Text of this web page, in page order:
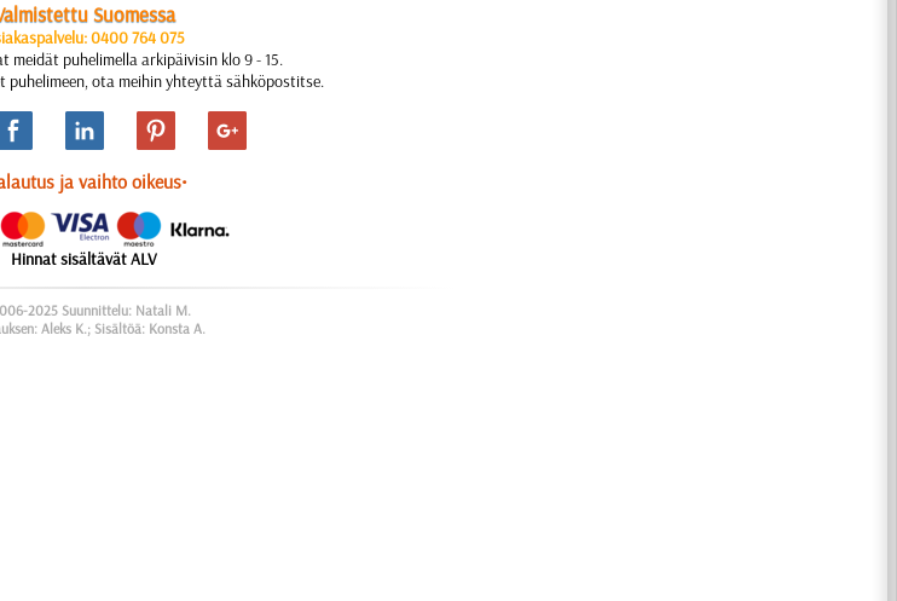
Suomessa
0400 764 075
meidät puhelimella arkipäivisin klo 9 - 15.
puhelimeen, ota meihin yhteyttä sähköpostitse.
ja vaihto oikeus•
Hinnat sisältävät ALV
2025 Suunnittelu: Natali M.
Aleks K.; Sisältöä: Konsta A.